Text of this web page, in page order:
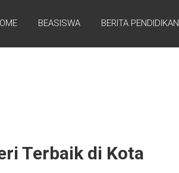
BEASISWA BERITA PENDIDIKAN
Terbaik di Kota